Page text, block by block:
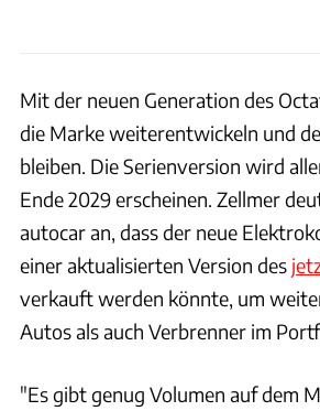
Mit der neuen Generation des
die Marke weiterentwickeln und
bleiben. Die Serienversion wird
Ende 2029 erscheinen. Zellmer
autocar an, dass der neue
einer aktualisierten Version des
verkauft werden könnte, um
Autos als auch Verbrenner im
"Es gibt genug Volumen auf dem